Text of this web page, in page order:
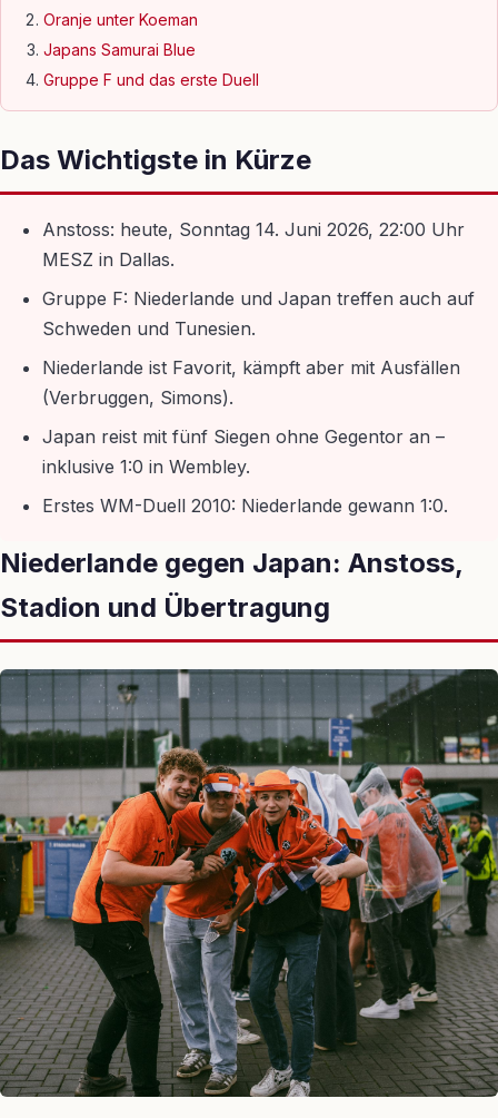
Oranje unter Koeman
Japans Samurai Blue
Gruppe F und das erste Duell
Das Wichtigste in Kürze
Anstoss: heute, Sonntag 14. Juni 2026, 22:00 Uhr
MESZ in Dallas.
Gruppe F: Niederlande und Japan treffen auch auf
Schweden und Tunesien.
Niederlande ist Favorit, kämpft aber mit Ausfällen
(Verbruggen, Simons).
Japan reist mit fünf Siegen ohne Gegentor an –
inklusive 1:0 in Wembley.
Erstes WM-Duell 2010: Niederlande gewann 1:0.
Niederlande gegen Japan: Anstoss,
Stadion und Übertragung